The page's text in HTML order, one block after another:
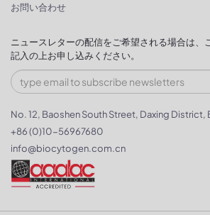
お問い合わせ
ニュースレターの配信をご希望される場合は、
記入の上お申し込みください。
No. 12, Baoshen South Street, Daxing District,
+86 (0)10-56967680
info@biocytogen.com.cn